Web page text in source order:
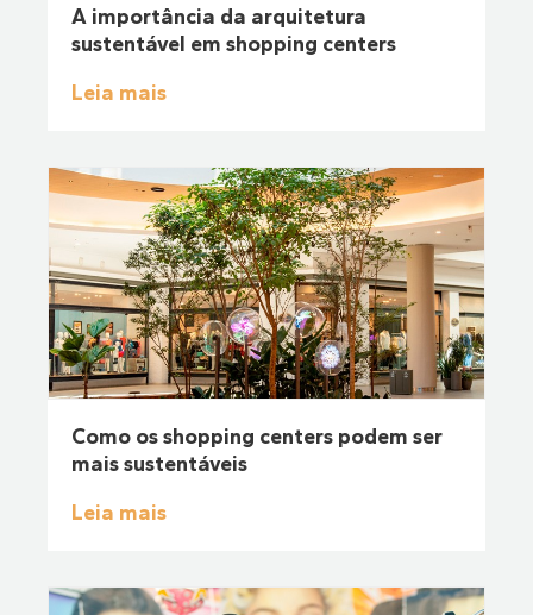
A importância da arquitetura
sustentável em shopping centers
Leia mais
Como os shopping centers podem ser
mais sustentáveis
Leia mais